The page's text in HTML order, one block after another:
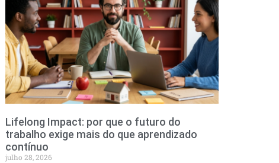
Lifelong Impact: por que o futuro do
trabalho exige mais do que aprendizado
contínuo
julho 28, 2026